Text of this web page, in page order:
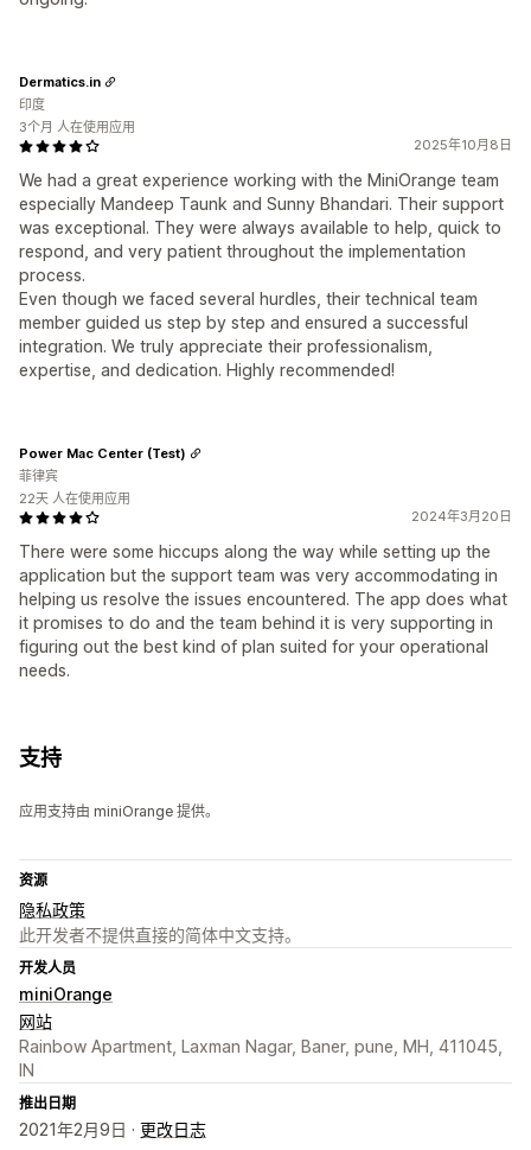
2025年10月8日
We had a great experience working with the MiniOrange team
especially Mandeep Taunk and Sunny Bhandari. Their support
was exceptional. They were always available to help, quick to
respond, and very patient throughout the implementation
process.
Even though we faced several hurdles, their technical team
member guided us step by step and ensured a successful
integration. We truly appreciate their professionalism,
expertise, and dedication. Highly recommended!
Dermatics.in
印度
3个月 人在使用应用
2024年3月20日
There were some hiccups along the way while setting up the
application but the support team was very accommodating in
helping us resolve the issues encountered. The app does what
it promises to do and the team behind it is very supporting in
figuring out the best kind of plan suited for your operational
needs.
Power Mac Center (Test)
菲律宾
22天 人在使用应用
支持
应用支持由 miniOrange 提供。
资源
隐私政策
此开发者不提供直接的简体中文支持。
开发人员
miniOrange
网站
Rainbow Apartment, Laxman Nagar, Baner, pune, MH, 411045,
IN
推出日期
2021年2月9日 · 更改日志